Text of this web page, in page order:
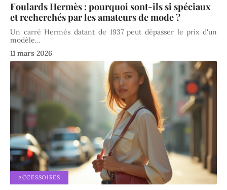
Foulards Hermès : pourquoi sont-ils si spéciaux
et ​​recherchés par les amateurs de mode ?
Un carré Hermès datant de 1937 peut dépasser le prix d'un
modèle…
11 mars 2026
ACCESSOIRES